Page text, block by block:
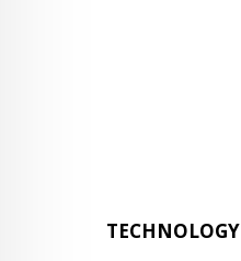
TECHNOLOGY